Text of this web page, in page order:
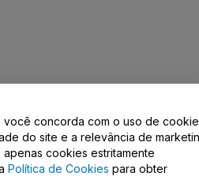
Fale Conosco
você concorda com o uso de
do site e a relevância de
cookies estritamente
Política de Cookies para obter